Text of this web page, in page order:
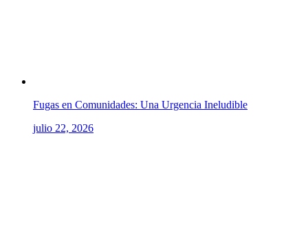
Fugas en Comunidades: Una Urgencia Ineludible
julio 22, 2026